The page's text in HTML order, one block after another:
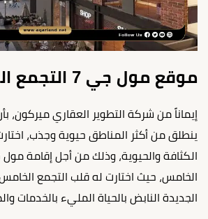
موقع مول جي 7 التجمع الخامس
إيماناً من شركة التطوير العقاري ميركون،
ينطلق من أكثر المناطق حيوية وجذب،
الخامس، حيث اختارت له قلب التجمع
الجديدة النابض بالحياة المليء بالخدمات